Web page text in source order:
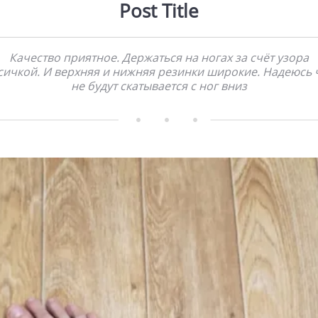
Post Title
Качество приятное. Держаться на ногах за счёт узора
И верхняя и нижняя резинки широкие. Надеюсь
не будут скатывается с ног вниз